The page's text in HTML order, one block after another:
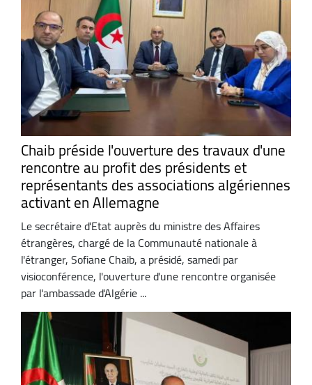
Chaib préside l'ouverture des travaux d'une
rencontre au profit des présidents et
représentants des associations algériennes
activant en Allemagne
Le secrétaire d'Etat auprès du ministre des Affaires
étrangères, chargé de la Communauté nationale à
l'étranger, Sofiane Chaib, a présidé, samedi par
visioconférence, l'ouverture d'une rencontre organisée
par l'ambassade d'Algérie ...